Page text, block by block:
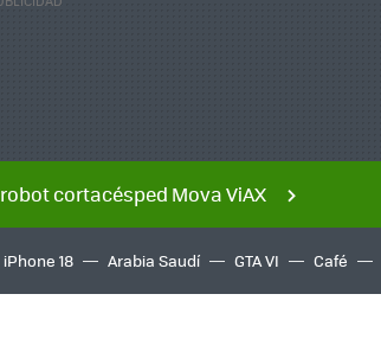
cortacésped Mova ViAX
iPhone 18 Arabia Saudí GTA VI Café